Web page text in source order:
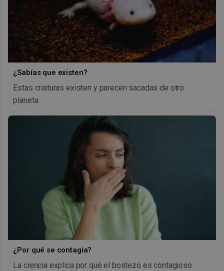
¿Sabías que existen?
Estas criaturas existen y parecen sacadas de otro
planeta
¿Por qué se contagia?
La ciencia explica por qué el bostezo es contagioso